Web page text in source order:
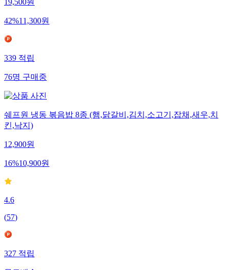
19,500원
42%11,300원
339적립
76명구매중
쉐프원 냉동 볶음밥 8종 (햄,닭갈비,김치,소고기,잡채,새우,치
킨,낙지)
12,900원
16%10,900원
4.6
(57)
327적립